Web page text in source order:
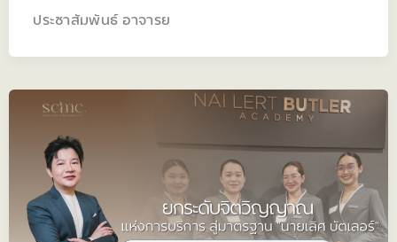
ประชาสัมพันธ์ อาจารย